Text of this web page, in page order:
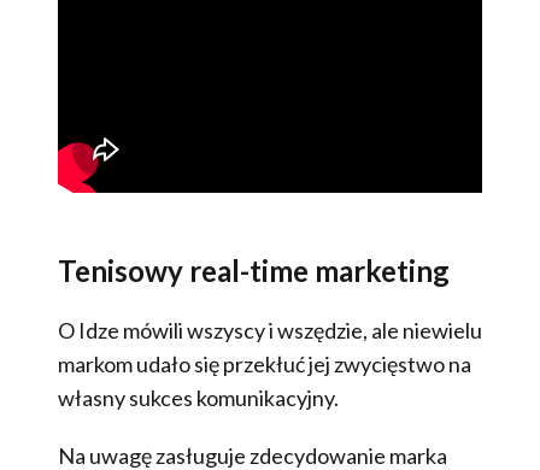
Tenisowy real-time marketing
O Idze mówili wszyscy i wszędzie, ale niewielu
markom udało się przekłuć jej zwycięstwo na
własny sukces komunikacyjny.
Na uwagę zasługuje zdecydowanie marka